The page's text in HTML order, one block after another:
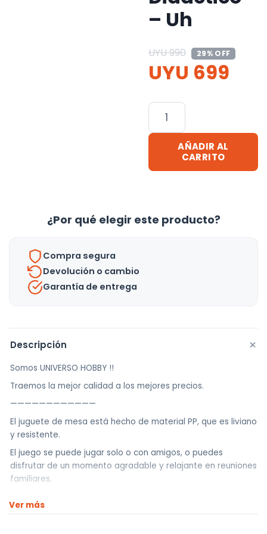
– Uh
UYU990 29% OFF
UYU 699
Juego
Mesa
Hockey
Sobre
-
AÑADIR AL
CARRITO
¿Por qué elegir este producto?
Compra segura
Devolución o cambio
Garantía de entrega
Descripción +
Somos UNIVERSO HOBBY !!
Traemos la mejor calidad a los mejores precios.
————————————
El juguete de mesa está hecho de material PP, que es liviano
y resistente.
El juego se puede jugar solo o con amigos, o puedes
disfrutar de un momento agradable y relajante en reuniones
familiares.
deportivo y al mismo tiempo cultivar la perseverancia, la
Ver más